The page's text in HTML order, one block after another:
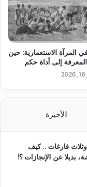
في المرآة الاستعمارية: حين
إلى أداة حكم
الأخيرة
فارغات .. كيف
بديلا عن الإنجازات ؟!